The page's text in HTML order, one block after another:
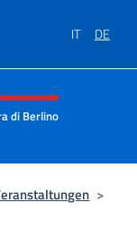
IT DE
Menü
di Berlino
>